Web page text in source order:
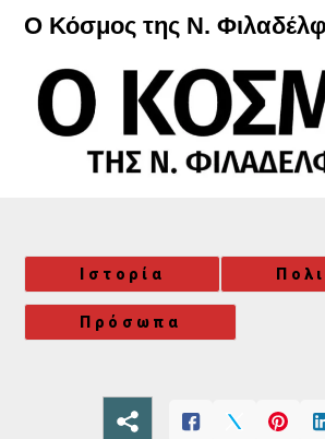
Μετάβαση
περιεχόμενο
Ο Κόσμος της Ν.
Ιστορία
Πρόσωπα